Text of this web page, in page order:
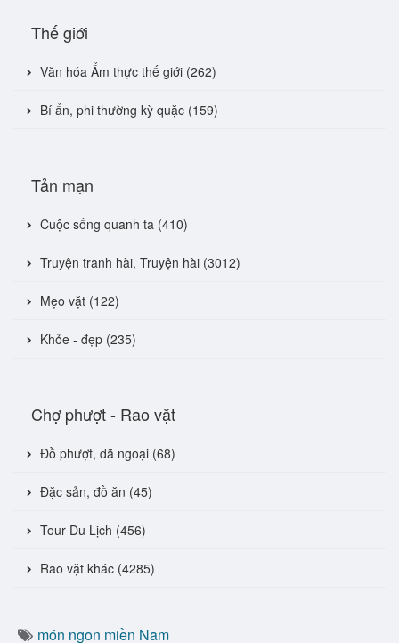
Thế giới
Văn hóa Ẩm thực thế giới (262)
Bí ẩn, phi thường kỳ quặc (159)
Tản mạn
Cuộc sống quanh ta (410)
Truyện tranh hài, Truyện hài (3012)
Mẹo vặt (122)
Khỏe - đẹp (235)
Chợ phượt - Rao vặt
Đồ phượt, dã ngoại (68)
Đặc sản, đồ ăn (45)
Tour Du Lịch (456)
Rao vặt khác (4285)
món ngon miền Nam